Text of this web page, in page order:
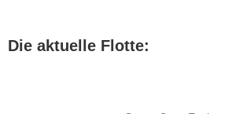
Die aktuelle Flotte: